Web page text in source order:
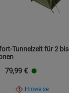
Tunnelzelt für 2
79,99 €
Hinweise
(3)